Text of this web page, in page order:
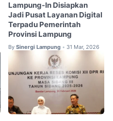
Lampung-In Disiapkan
Jadi Pusat Layanan Digital
Terpadu Pemerintah
Provinsi Lampung
By Sinergi Lampung • 31 Mar, 2026